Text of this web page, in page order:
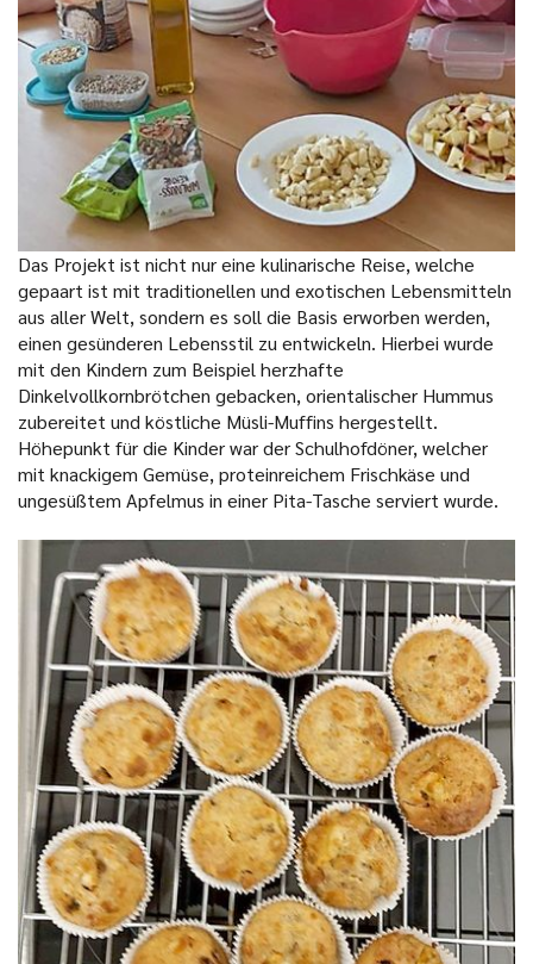
Das Projekt ist nicht nur eine kulinarische Reise, welche
gepaart ist mit traditionellen und exotischen Lebensmitteln
aus aller Welt, sondern es soll die Basis erworben werden,
einen gesünderen Lebensstil zu entwickeln. Hierbei wurde
mit den Kindern zum Beispiel herzhafte
Dinkelvollkornbrötchen gebacken, orientalischer Hummus
zubereitet und köstliche Müsli-Muffins hergestellt.
Höhepunkt für die Kinder war der Schulhofdöner, welcher
mit knackigem Gemüse, proteinreichem Frischkäse und
ungesüßtem Apfelmus in einer Pita-Tasche serviert wurde.